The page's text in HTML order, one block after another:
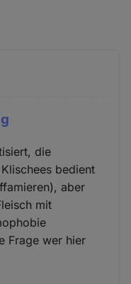
die
bedient
aber
mit
Frage wer hier